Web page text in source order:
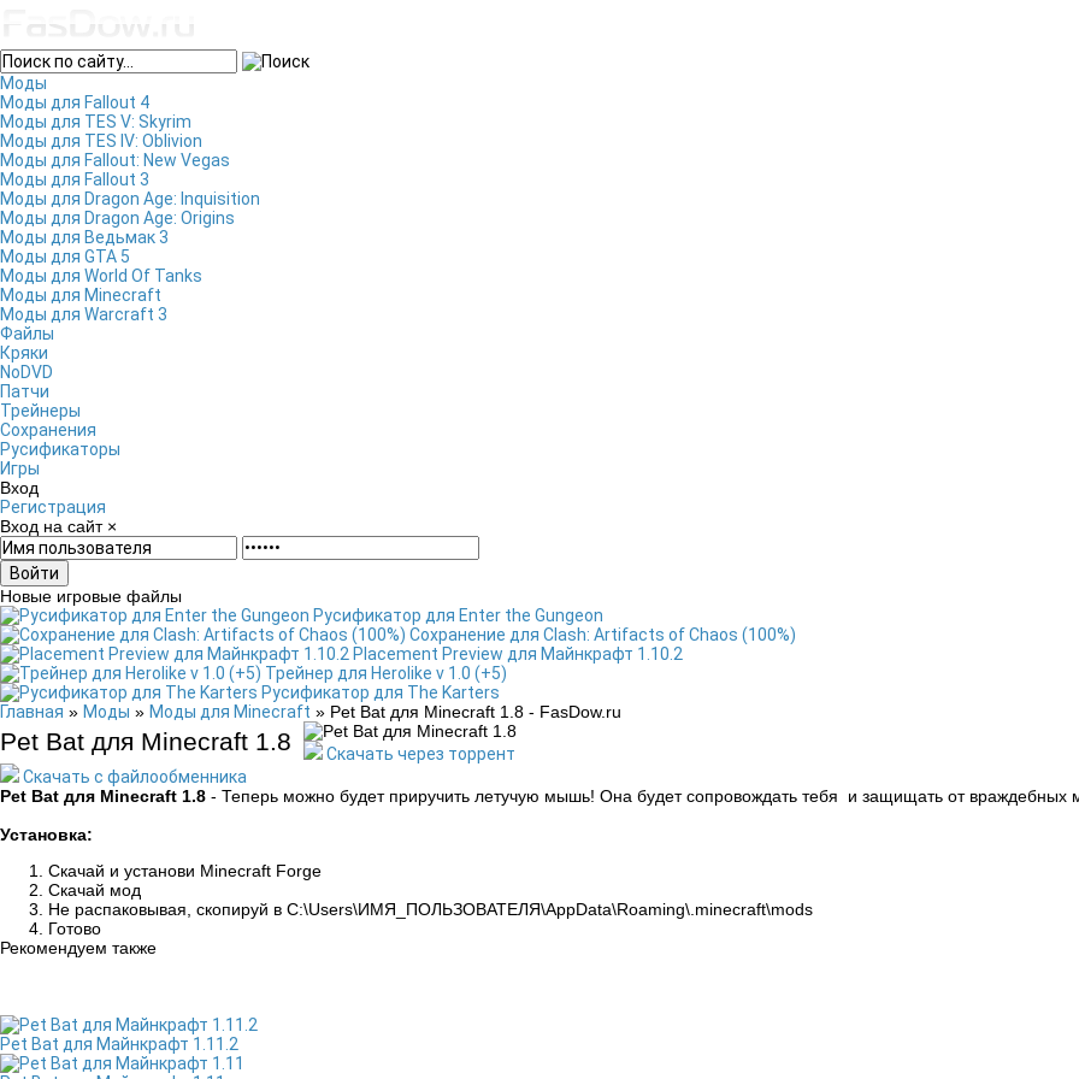
Моды
Моды для Fallout 4
Моды для TES V: Skyrim
Моды для TES IV: Oblivion
Моды для Fallout: New Vegas
Моды для Fallout 3
Моды для Dragon Age: Inquisition
Моды для Dragon Age: Origins
Моды для Ведьмак 3
Моды для GTA 5
Моды для World Of Tanks
Моды для Minecraft
Моды для Warcraft 3
Файлы
Кряки
NoDVD
Патчи
Трейнеры
Сохранения
Русификаторы
Игры
Вход
Регистрация
Вход на сайт ×
Войти
Новые игровые файлы
Русификатор для Enter the Gungeon
Сохранение для Clash: Artifacts of Chaos (100%)
Placement Preview для Майнкрафт 1.10.2
Трейнер для Herolike v 1.0 (+5)
Русификатор для The Karters
Главная » Моды » Моды для Minecraft » Pet Bat для Minecraft 1.8 - FasDow.ru
Pet Bat для Minecraft 1.8
Скачать через торрент
Скачать с файлообменника
Pet Bat для Minecraft 1.8 - Теперь можно будет приручить летучую мышь! Она будет сопровождать тебя и защищать от враждебных
Установка:
Скачай и установи Minecraft Forge
Скачай мод
Не распаковывая, скопируй в C:\Users\ИМЯ_ПОЛЬЗОВАТЕЛЯ\AppData\Roaming\.minecraft\mods
Готово
Рекомендуем также
Pet Bat для Майнкрафт 1.11.2